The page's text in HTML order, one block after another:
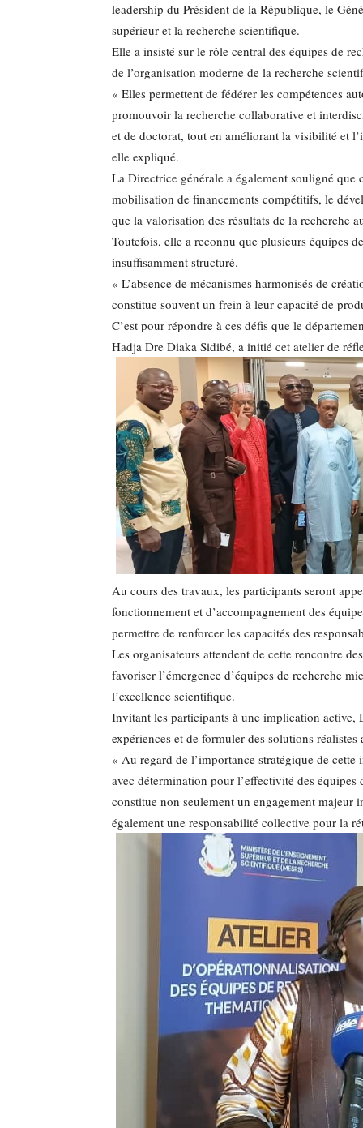
leadership du Président de la République, le
supérieur et la recherche scientifique.
Elle a insisté sur le rôle central des équipes de
de l’organisation moderne de la recherche
« Elles permettent de fédérer les compétences
promouvoir la recherche collaborative et
et de doctorat, tout en améliorant la visibilité et
elle expliqué.
La Directrice générale a également souligné
mobilisation de financements compétitifs, le
que la valorisation des résultats de la recherche
Toutefois, elle a reconnu que plusieurs équipes
insuffisamment structuré.
« L’absence de mécanismes harmonisés de
constitue souvent un frein à leur capacité de
C’est pour répondre à ces défis que le
Hadja Dre Diaka Sidibé, a initié cet atelier de
Au cours des travaux, les participants seront
fonctionnement et d’accompagnement des
permettre de renforcer les capacités des
Les organisateurs attendent de cette rencontre
favoriser l’émergence d’équipes de recherche
l’excellence scientifique.
Invitant les participants à une implication active,
expériences et de formuler des solutions
« Au regard de l’importance stratégique de
avec détermination pour l’effectivité des
constitue non seulement un engagement
également une responsabilité collective pour la